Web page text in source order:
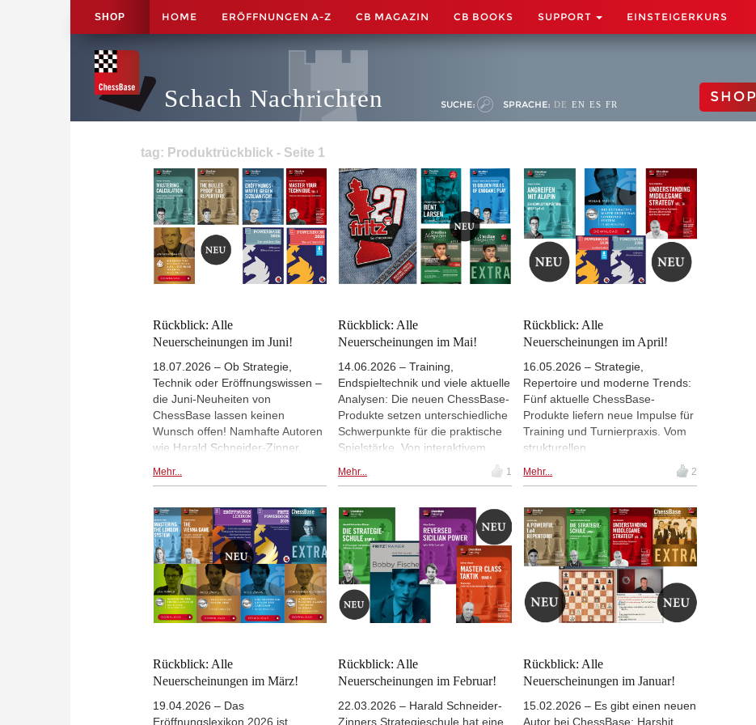
SHOP HOME ERÖFFNUNGEN A-Z CB MAGAZIN CB BOOKS SUPPORT EINSTEIGERKURS
Schach Nachrichten SUCHE: SPRACHE: DE EN ES FR SHOP
tag: Produktrückblick - Seite 1
Rückblick: Alle
Neuerscheinungen im Juni!
18.07.2026 – Ob Strategie,
Technik oder Eröffnungswissen –
die Juni-Neuheiten von
ChessBase lassen keinen
Wunsch offen! Namhafte Autoren
wie Harald Schneider-Zinner,
Martin öffnen Ihre Nähkästchen
Sie treffen auf die beiden
ChessBase-Neulinge Kostya
Kavutskiy und Andy Woodward,
die mit ihren Kursen einen tollen
Einstand feiern können. Es gibt
auch jeweils ein neues
Powerbase und Powerbook für
Slawisch und Semi-Slawisch!
Blick auf alle Produkte des letzten
Monats: | Alle Fotos: ChessBase
Mehr...
Rückblick: Alle
Neuerscheinungen im Mai!
14.06.2026 – Training,
Endspieltechnik und viele aktuelle
Analysen: Die neuen ChessBase-
Produkte setzen unterschiedliche
Schwerpunkte für die praktische
Spielstärke. Von interaktivem
strategische Einblicke in die
zu klar strukturierten
Endspielprinzipien von Karsten
Müller und Leon Luke Mendonca
sowie aktuellem Turnier- und
Eröffnungswissen im ChessBase
Magazine entsteht ein vielseitiges
Paket – praxisnah, fundiert und
auf kontinuierliche Verbesserung
ChessBase
Mehr... 1
Rückblick: Alle
Neuerscheinungen im April!
16.05.2026 – Strategie,
Repertoire und moderne Trends:
Fünf aktuelle ChessBase-
Produkte liefern neue Impulse für
Training und Turnierpraxis. Vom
strukturellen
Sokolov über praxisnahe
Garner bis hin zu kompakten
Lösungen gegen das London-
System und datenbasierten
Powerbooks entsteht eine
vielseitige Auswahl für modernes
Schachtraining – fundiert,
turniernah und auf
unterschiedliche Spielstile
ChessBase
Mehr... 2
Rückblick: Alle
Neuerscheinungen im März!
19.04.2026 – Das
Eröffnungslexikon 2026 ist
Rückblick: Alle
Neuerscheinungen im Februar!
22.03.2026 – Harald Schneider-
Zinners Strategieschule hat eine
Rückblick: Alle
Neuerscheinungen im Januar!
15.02.2026 – Es gibt einen neuen
Autor bei ChessBase: Harshit